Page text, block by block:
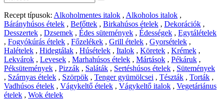
Recept típusok: Alkoholmentes italok , Alkoholos italok ,
Bárányhúsos ételek , Befőttek , Birkahúsos ételek , Dekorációk ,
Desszertek , Dzsemek , Édes sütemények , Édességek , Egytálételek
, Fogyókúrás ételek , Főzelékek , Grill ételek , Gyorsételek ,
Halételek , Hidegtálak , Húsételek , Italok , Köretek , Krémek ,
Lekvárok , Levesek , Marhahúsos ételek , Mártások , Pékáruk ,
Péksütemények , Pizzák , Saláták , Sertéshúsos ételek , Sütemények
, Szárnyas ételek , Szörpök , Tenger gyümölcsei , Tészták , Torták ,
Vadhúsos ételek , Vágykeltő ételek , Vágykeltő italok , Vegetáriánus
ételek , Wok ételek